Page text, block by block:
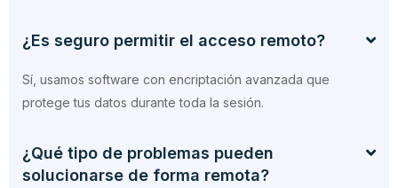
¿Es seguro permitir el acceso remoto?
Sí, usamos software con encriptación avanzada que
protege tus datos durante toda la sesión.
¿Qué tipo de problemas pueden
solucionarse de forma remota?